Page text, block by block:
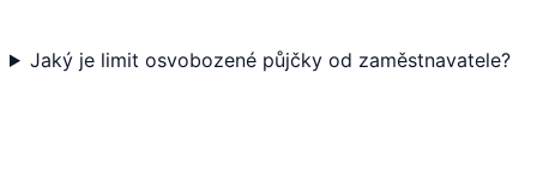
Jaký je limit osvobozené půjčky od zaměstnavatele?